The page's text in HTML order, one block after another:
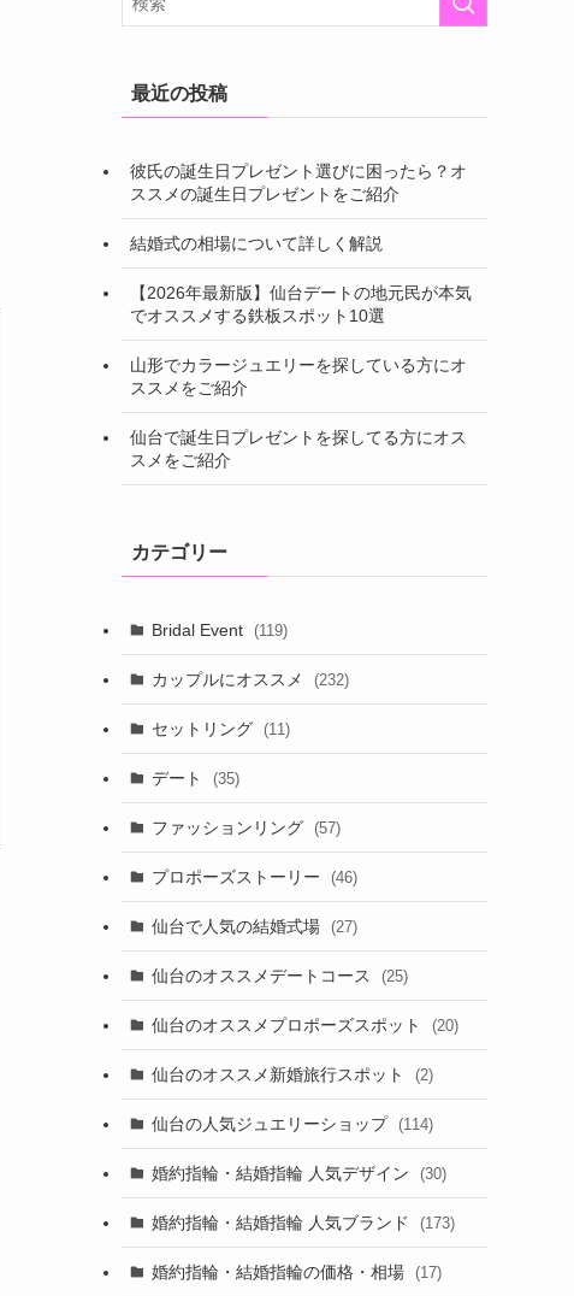
最近の投稿
彼氏の誕生日プレゼント選びに困ったら？オ
ススメの誕生日プレゼントをご紹介
結婚式の相場について詳しく解説
【2026年最新版】仙台デートの地元民が本気
でオススメする鉄板スポット10選
山形でカラージュエリーを探している方にオ
ススメをご紹介
仙台で誕生日プレゼントを探してる方にオス
スメをご紹介
カテゴリー
Bridal Event (119)
カップルにオススメ (232)
セットリング (11)
デート (35)
ファッションリング (57)
プロポーズストーリー (46)
仙台で人気の結婚式場 (27)
仙台のオススメデートコース (25)
仙台のオススメプロポーズスポット (20)
仙台のオススメ新婚旅行スポット (2)
仙台の人気ジュエリーショップ (114)
婚約指輪・結婚指輪 人気デザイン (30)
婚約指輪・結婚指輪 人気ブランド (173)
婚約指輪・結婚指輪の価格・相場 (17)